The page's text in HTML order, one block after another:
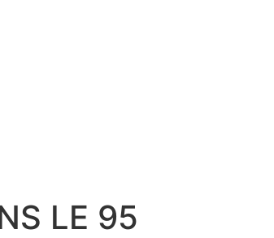
LE 95